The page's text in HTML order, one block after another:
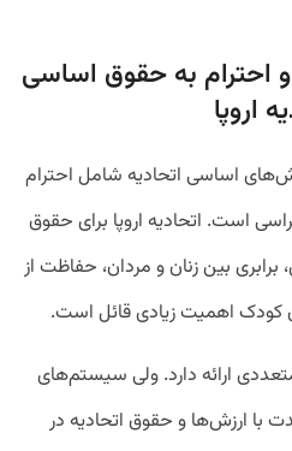
و احترام به حقوق اساسی
اروپا
اساسی اتحادیه شامل احترام
است. اتحادیه اروپا برای حقوق
بین زنان و مردان، حفاظت از
اهمیت زیادی قائل است.
ارائه دارد. ولی سیستم‌های
ارزش‌ها و حقوق اتحادیه در